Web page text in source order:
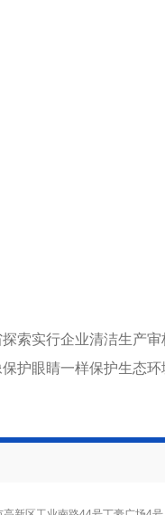
索实行企业清洁生产
护眼睛一样保护生态